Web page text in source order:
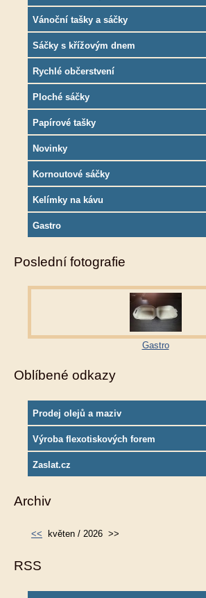
Vánoční tašky a sáčky
Sáčky s křížovým dnem
Rychlé občerstvení
Ploché sáčky
Papírové tašky
Novinky
Kornoutové sáčky
Kelímky na kávu
Gastro
Poslední fotografie
Gastro
Oblíbené odkazy
Prodej olejů a maziv
Výroba flexotiskových forem
Zaslat.cz
Archiv
<< květen / 2026 >>
RSS